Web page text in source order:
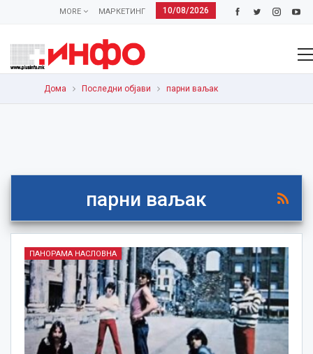
10/08/2026
МАРКЕТИНГ
MORE
Дома Последни објави парни ваљак
парни ваљак
ПАНОРАМА НАСЛОВНА